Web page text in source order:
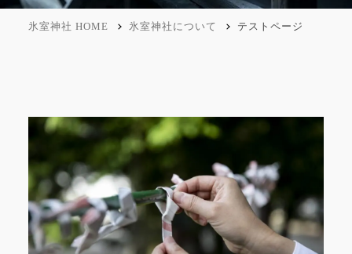
氷室神社 HOME 氷室神社について テストページ